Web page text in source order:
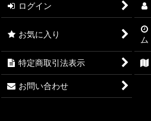
ログイン
お気に入り
ム
特定商取引法表示
お問い合わせ